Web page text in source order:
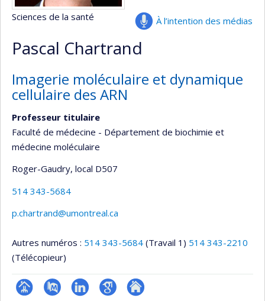
À l’intention des médias
Sciences de la santé
Pascal Chartrand
Imagerie moléculaire et dynamique
cellulaire des ARN
Professeur titulaire
Faculté de médecine - Département de biochimie et
médecine moléculaire
Roger-Gaudry, local D507
514 343-5684
p.chartrand@umontreal.ca
Autres numéros : 514 343-5684 (Travail 1) 514 343-2210
(Télécopieur)